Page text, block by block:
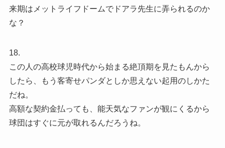
来期はメットライフドームでドアラ先生に弄られるのか
な？
18.
この人の高校球児時代から始まる絶頂期を見たもんから
したら、もう客寄せパンダとしか思えない起用のしかた
だね。
高額な契約金払っても、能天気なファンが観にくるから
球団はすぐに元が取れるんだろうね。